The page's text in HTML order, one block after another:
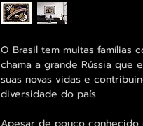
O Brasil tem muitas famílias
chama a grande Rússia que
suas novas vidas e
diversidade do país.